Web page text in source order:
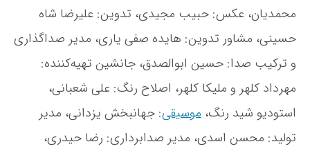
محمدیان، عکس: حبیب مجیدی، تدوین: علیرضا شاه
حسینی، مشاور تدوین: هایده صفی یاری، مدیر صداگذاری
و ترکیب صدا: حسین ابوالصدق، جانشین تهیه‌کننده:
مهرداد کلهر و ملیکا کلهر، اصلاح رنگ: علی شعبانی،
استودیو شید رنگ، موسیقی: جهانبخش یزدانی، مدیر
تولید: محسن اسدی، مدیر صدابرداری: رضا حیدری،